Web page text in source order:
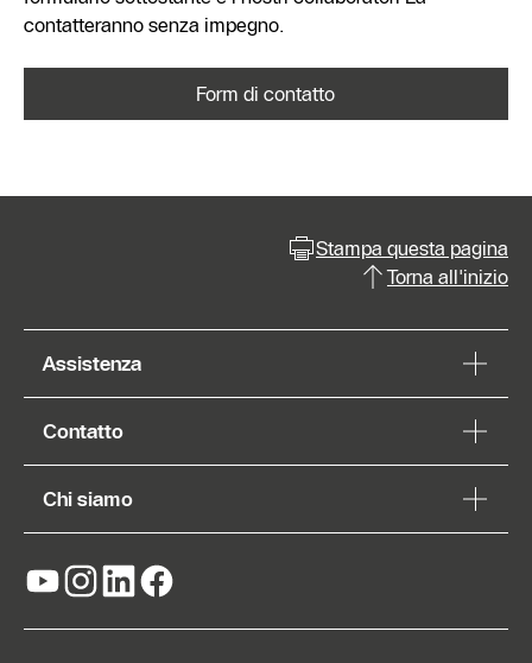
contatteranno senza impegno.
Form di contatto
Stampa questa pagina
Torna all'inizio
Assistenza
Contatto
Chi siamo